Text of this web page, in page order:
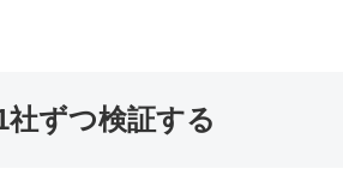
社ずつ検証する